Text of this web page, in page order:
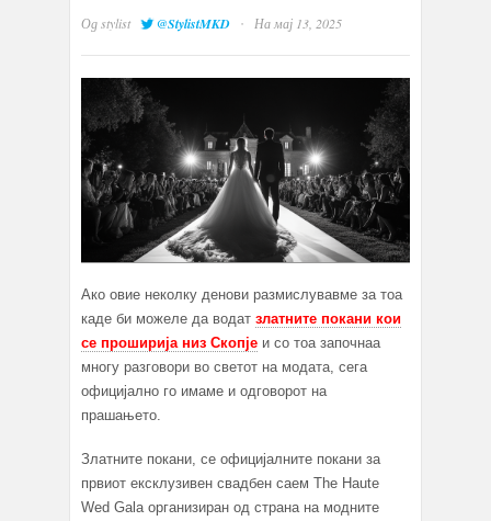
Одstylist @StylistMKD · На мај 13, 2025
Ако овие неколку денови размислувавме за тоа
каде би можеле да водат златните покани кои
се проширија низ Скопје и со тоа започнаа
многу разговори во светот на модата, сега
официјално го имаме и одговорот на
прашањето.
Златните покани, се официјалните покани за
првиот ексклузивен свадбен саем The Haute
Wed Gala организиран од страна на модните